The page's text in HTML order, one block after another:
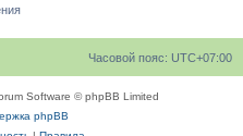
Часовой пояс: UTC+07:00
Software © phpBB Limited
phpBB